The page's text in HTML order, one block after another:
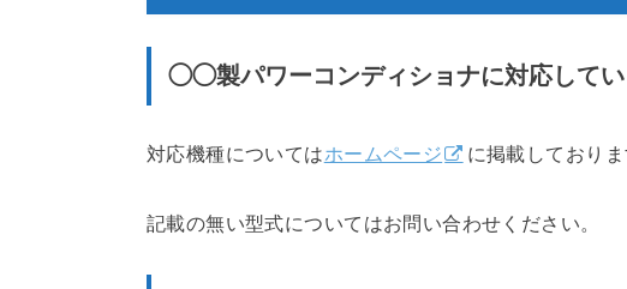
◯◯製パワーコンディショナに対応してい
対応機種についてはホームページ に掲載しておりま
記載の無い型式についてはお問い合わせください。